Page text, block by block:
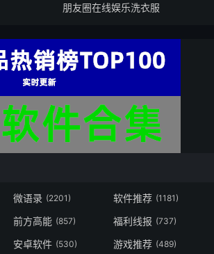
朋友圈在线娱乐洗衣服
微语录 (2201) 软件推荐 (1181)
前方高能 (857) 福利线报 (737)
安卓软件 (530) 游戏推荐 (489)